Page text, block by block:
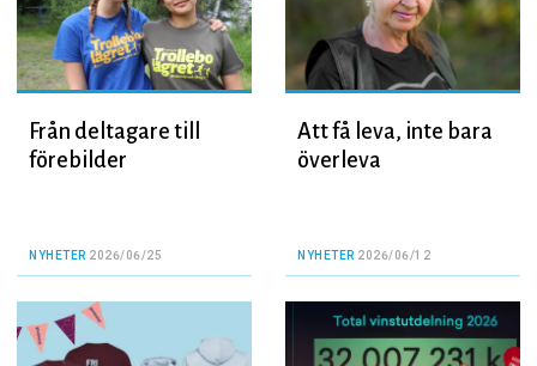
Från deltagare till
förebilder
NYHETER 2026/06/25
Att få leva, inte bara
överleva
NYHETER 2026/06/12